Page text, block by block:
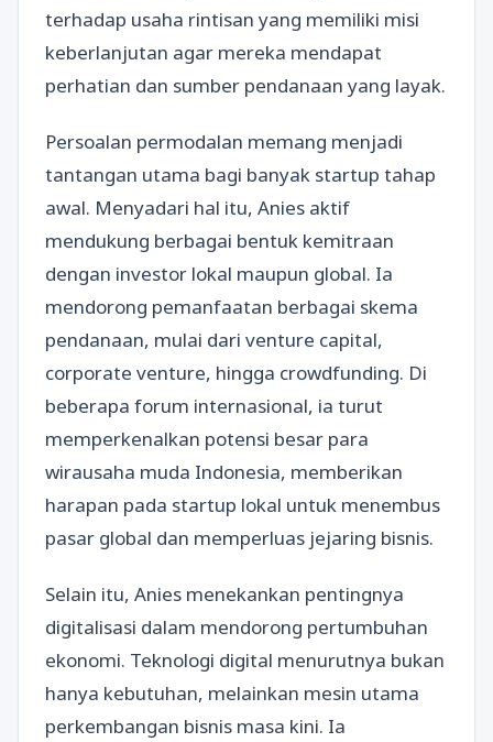
terhadap usaha rintisan yang memiliki misi
keberlanjutan agar mereka mendapat
perhatian dan sumber pendanaan yang layak.
Persoalan permodalan memang menjadi
tantangan utama bagi banyak startup tahap
awal. Menyadari hal itu, Anies aktif
mendukung berbagai bentuk kemitraan
dengan investor lokal maupun global. Ia
mendorong pemanfaatan berbagai skema
pendanaan, mulai dari venture capital,
corporate venture, hingga crowdfunding. Di
beberapa forum internasional, ia turut
memperkenalkan potensi besar para
wirausaha muda Indonesia, memberikan
harapan pada startup lokal untuk menembus
pasar global dan memperluas jejaring bisnis.
Selain itu, Anies menekankan pentingnya
digitalisasi dalam mendorong pertumbuhan
ekonomi. Teknologi digital menurutnya bukan
hanya kebutuhan, melainkan mesin utama
perkembangan bisnis masa kini. Ia